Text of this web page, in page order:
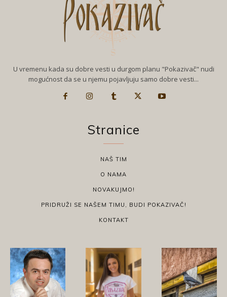
U vremenu kada su dobre vesti u durgom planu "Pokazivač" nudi
mogućnost da se u njemu pojavljuju samo dobre vesti...
Stranice
NAŠ TIM
O NAMA
NOVAKUJMO!
PRIDRUŽI SE NAŠEM TIMU, BUDI POKAZIVAČ!
KONTAKT